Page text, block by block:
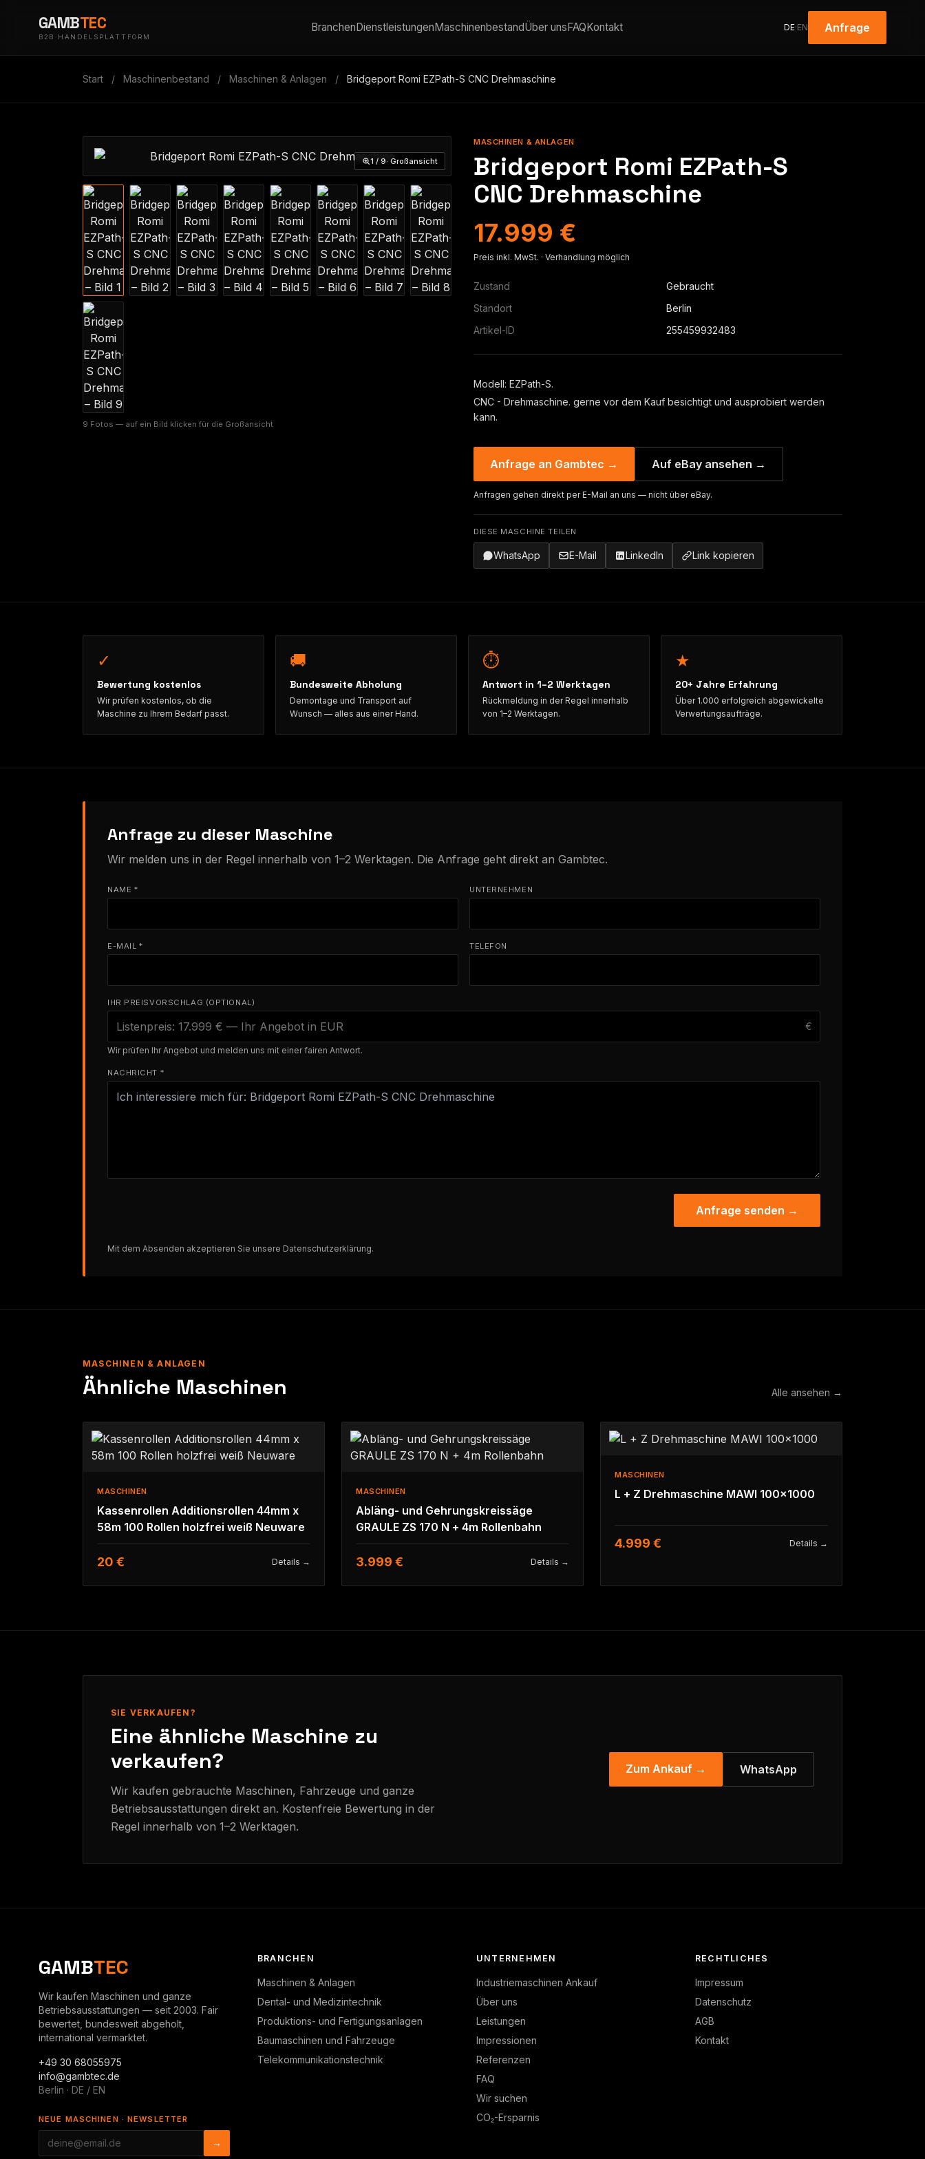
GAMBTEC
B2B HANDELSPLATTFORM
BranchenDienstleistungenMaschinenbestandÜber unsFAQKontakt DE·EN Anfrage
Start / Maschinenbestand / Maschinen & Anlagen / Bridgeport Romi EZPath-S CNC Drehmaschine
1 / 9· Großansicht
9 Fotos — auf ein Bild klicken für die Großansicht
MASCHINEN & ANLAGEN
Bridgeport Romi EZPath-S
CNC Drehmaschine
17.999 €
Preis inkl. MwSt. · Verhandlung möglich
Zustand
Gebraucht
Standort
Berlin
Artikel-ID
255459932483
Modell: EZPath-S.
CNC - Drehmaschine. gerne vor dem Kauf besichtigt und ausprobiert werden
kann.
Anfrage an Gambtec → Auf eBay ansehen →
Anfragen gehen direkt per E-Mail an uns — nicht über eBay.
DIESE MASCHINE TEILEN
WhatsApp E-Mail LinkedIn Link kopieren
✓
Bewertung kostenlos
Wir prüfen kostenlos, ob die
Maschine zu Ihrem Bedarf passt.
🚚
Bundesweite Abholung
Demontage und Transport auf
Wunsch — alles aus einer Hand.
⏱
Antwort in 1–2 Werktagen
Rückmeldung in der Regel innerhalb
von 1–2 Werktagen.
★
20+ Jahre Erfahrung
Über 1.000 erfolgreich abgewickelte
Verwertungsaufträge.
Anfrage zu dieser Maschine
Wir melden uns in der Regel innerhalb von 1–2 Werktagen. Die Anfrage geht direkt an Gambtec.
NAME * UNTERNEHMEN
E-MAIL * TELEFON
IHR PREISVORSCHLAG (OPTIONAL)
€
Wir prüfen Ihr Angebot und melden uns mit einer fairen Antwort.
NACHRICHT *
Anfrage senden →
Mit dem Absenden akzeptieren Sie unsere Datenschutzerklärung.
MASCHINEN & ANLAGEN
Ähnliche Maschinen Alle ansehen →
MASCHINEN
Kassenrollen Additionsrollen 44mm x
58m 100 Rollen holzfrei weiß Neuware
20 € Details →
MASCHINEN
Abläng- und Gehrungskreissäge
GRAULE ZS 170 N + 4m Rollenbahn
3.999 € Details →
MASCHINEN
L + Z Drehmaschine MAWI 100x1000
4.999 € Details →
SIE VERKAUFEN?
Eine ähnliche Maschine zu
verkaufen?
Wir kaufen gebrauchte Maschinen, Fahrzeuge und ganze
Betriebsausstattungen direkt an. Kostenfreie Bewertung in der
Regel innerhalb von 1–2 Werktagen.
Zum Ankauf → WhatsApp
GAMBTEC
Wir kaufen Maschinen und ganze
Betriebsausstattungen — seit 2003. Fair
bewertet, bundesweit abgeholt,
international vermarktet.
+49 30 68055975
info@gambtec.de
Berlin · DE / EN
NEUE MASCHINEN · NEWSLETTER
→
BRANCHEN
Maschinen & Anlagen
Dental- und Medizintechnik
Produktions- und Fertigungsanlagen
Baumaschinen und Fahrzeuge
Telekommunikationstechnik
UNTERNEHMEN
Industriemaschinen Ankauf
Über uns
Leistungen
Impressionen
Referenzen
FAQ
Wir suchen
CO₂-Ersparnis
RECHTLICHES
Impressum
Datenschutz
AGB
Kontakt